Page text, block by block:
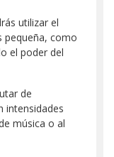
utilizar el
pequeña, como
el poder del
de
intensidades
música o al